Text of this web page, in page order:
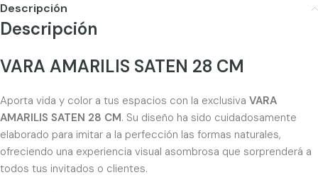
Descripción
Descripción
VARA AMARILIS SATEN 28 CM
Aporta vida y color a tus espacios con la exclusiva VARA
AMARILIS SATEN 28 CM. Su diseño ha sido cuidadosamente
elaborado para imitar a la perfección las formas naturales,
ofreciendo una experiencia visual asombrosa que sorprenderá a
todos tus invitados o clientes.